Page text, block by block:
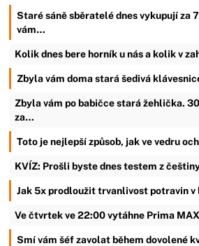
Staré sáně sběratelé dnes vykupují za
vám…
Kolik dnes bere horník u nás a kolik v
Zbyla vám doma stará šedivá
Zbyla vám po babičce stará žehlička.
za…
Toto je nejlepší způsob, jak ve vedru
KVÍZ: Prošli byste dnes testem z
Jak 5x prodloužit trvanlivost potravin
Ve čtvrtek ve 22:00 vytáhne Prima
Smí vám šéf zavolat během dovolené